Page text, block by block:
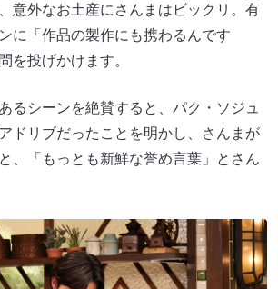
意外なお土産にさんまはビックリ。有
に「作品の製作にも携わるんです
を投げかけます。
るシーンを絶賛すると、パク・ソジュ
ドリブだったことを明かし、さんまが
、「もっとも新鮮な誉め言葉」とさん